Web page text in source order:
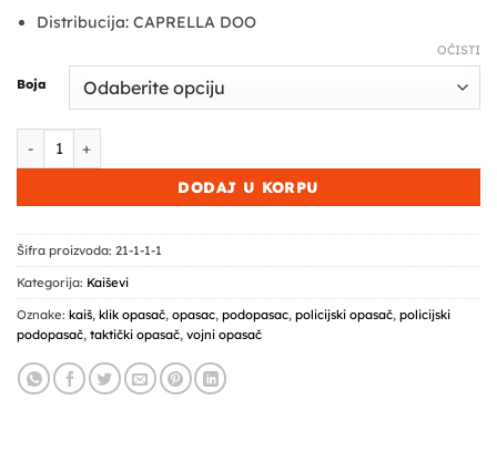
Distribucija: CAPRELLA DOO
Boja
OČISTI
Taktički opasač - Klik količina
DODAJ U KORPU
Šifra proizvoda: 21-1-1-1
Kategorija: Kaiševi
Oznake: kaiš, klik opasač, opasac, podopasac, policijski opasač, policijski
podopasač, taktički opasač, vojni opasač